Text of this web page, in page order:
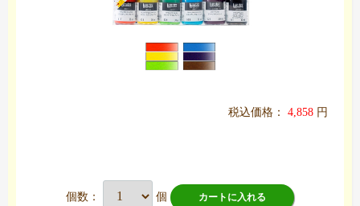
税込価格： 4,858 円
個数： 個 カートに入れる